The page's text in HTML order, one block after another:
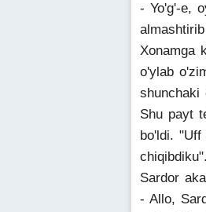
- Yo'g'-e,
Xonamga
o'ylab
shunchaki
Shu payt
bo'ldi. "Uff
Sardor
- Allo,